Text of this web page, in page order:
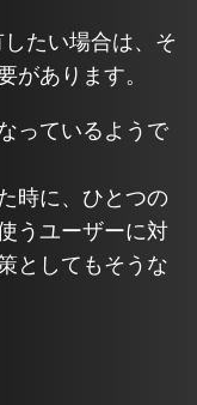
たい場合は、そ
があります。
っているようで
時に、ひとつの
うユーザーに対
としてもそうな